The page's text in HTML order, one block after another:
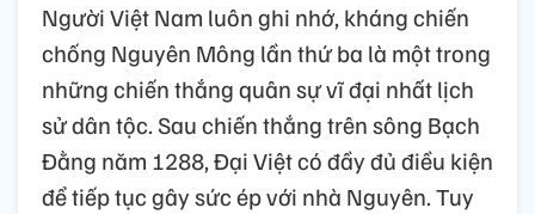
Người Việt Nam luôn ghi nhớ, kháng chiến
chống Nguyên Mông lần thứ ba là một trong
những chiến thắng quân sự vĩ đại nhất lịch
sử dân tộc. Sau chiến thắng trên sông Bạch
Đằng năm 1288, Đại Việt có đầy đủ điều kiện
để tiếp tục gây sức ép với nhà Nguyên. Tuy